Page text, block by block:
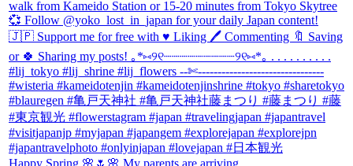
Happy Spring 🌸🌷🌸 My parents are arriving